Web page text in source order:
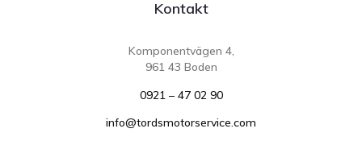
Kontakt
Komponentvägen 4,
961 43 Boden
0921 – 47 02 90
info@tordsmotorservice.com